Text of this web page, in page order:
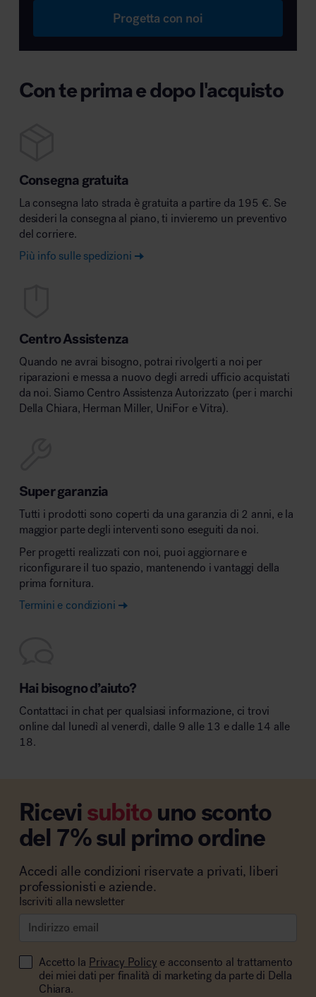
Progetta con noi
Con te prima e dopo l'acquisto
Consegna gratuita
La consegna lato strada è gratuita a partire da 195 €. Se
desideri la consegna al piano, ti invieremo un preventivo
del corriere.
Più info sulle spedizioni
Centro Assistenza
Quando ne avrai bisogno, potrai rivolgerti a noi per
riparazioni e messa a nuovo degli arredi ufficio acquistati
da noi. Siamo Centro Assistenza Autorizzato (per i marchi
Della Chiara, Herman Miller, UniFor e Vitra).
Super garanzia
Tutti i prodotti sono coperti da una garanzia di 2 anni, e la
maggior parte degli interventi sono eseguiti da noi.
Per progetti realizzati con noi, puoi aggiornare e
riconfigurare il tuo spazio, mantenendo i vantaggi della
prima fornitura.
Termini e condizioni
Hai bisogno d’aiuto?
Contattaci in chat per qualsiasi informazione, ci trovi
online dal lunedì al venerdì, dalle 9 alle 13 e dalle 14 alle
18.
Ricevisubitouno sconto
del 7% sul primo ordine
Accedi alle condizioni riservate a privati, liberi
professionisti e aziende.
Iscriviti alla newsletter
Accetto la Privacy Policy e acconsento al trattamento
dei miei dati per finalità di marketing da parte di Della
Chiara.